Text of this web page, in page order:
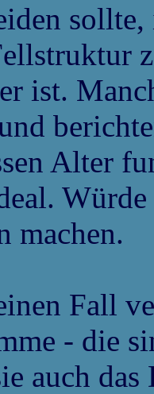
ist.
Alter
machen.
Fall
- die
auch das